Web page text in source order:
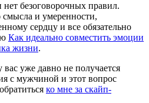
безоговорочных правил.
смысла и умеренности,
сердцу и все обязательно
Как идеально совместить эмоции
жизни.
уже давно не получается
с мужчиной и этот вопрос
ко мне за скайп-